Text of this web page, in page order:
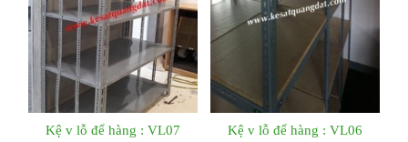
Kệ v lỗ để hàng : VL07 Kệ v lỗ để hàng : VL06